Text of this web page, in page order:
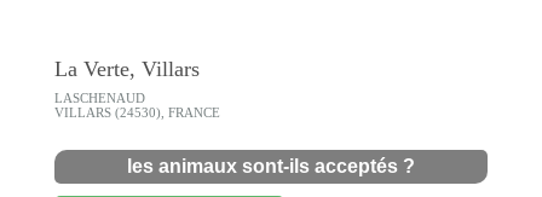
La Verte, Villars
LASCHENAUD
VILLARS (24530), FRANCE
les animaux sont-ils acceptés ?